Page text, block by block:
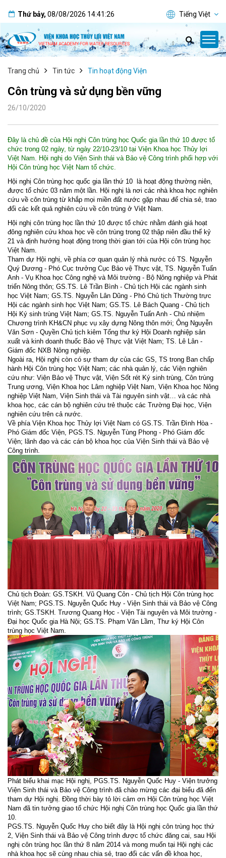
Thứ bảy, 08/08/2026 14:41:30 Tiếng Việt
Trang chủ Tin tức Tin hoạt động Viện
Côn trùng và sử dụng bền vững
26/10/2020
Đây là chủ đề của Hội nghị Côn trùng học Quốc gia lần thứ 10 được tổ
chức trong 02 ngày, từ ngày 22/10-23/10 tại Viện Khoa học Thủy lợi
Việt Nam. Hội nghị do Viện Sinh thái và Bảo vệ Công trình phối hợp với
Hội Côn trùng học Việt Nam tổ chức.
Hội nghị Côn trùng học quốc gia lần thứ 10 là hoạt động thường niên,
được tổ chức 03 năm một lần. Hội nghị là nơi các nhà khoa học nghiên
cứu về côn trùng từ khắp mọi miền đất nước gặp nhau để chia sẻ, trao
đổi các kết quả nghiên cứu về côn trùng ở Việt Nam.
Hội nghị côn trùng học lần thứ 10 được tổ chức nhằm đánh giá hoạt
đông nghiên cứu khoa học về côn trùng trong 02 thập niên đầu thế kỷ
21 và định hướng hoạt động trong thời gian tới của Hội côn trùng học
Việt Nam.
Tham dự Hội nghị, về phía cơ quan quản lý nhà nước có TS. Nguyễn
Quý Dương - Phó Cục trưởng Cục Bảo vệ Thực vật, TS. Nguyễn Tuấn
Anh - Vụ Khoa học Công nghệ và Môi trường - Bộ Nông nghiệp và Phát
triển Nông thôn; GS.TS. Lê Trần Bình - Chủ tịch Hội các ngành sinh
học Việt Nam; GS.TS. Nguyễn Lân Dũng - Phó Chủ tịch Thường trực
Hội các ngành sinh học Việt Nam; GS.TS. Lê Bách Quang - Chủ tịch
Hội Ký sinh trùng Việt Nam; GS.TS. Nguyễn Tuấn Anh - Chủ nhiệm
Chương trình KH&CN phục vụ xây dựng Nông thôn mới; Ông Nguyễn
Văn Sơn - Quyền Chủ tịch kiêm Tổng thư ký Hội Doanh nghiệp sản
xuất và kinh doanh thuốc Bảo vệ Thực vật Việt Nam; TS. Lê Lân -
Giám đốc NXB Nông nghiệp.
Ngoài ra, Hội nghị còn có sự tham dự của các GS, TS trong Ban chấp
hành Hội Côn trùng học Việt Nam; các nhà quản lý, các Viện nghiên
cứu như: Viện Bảo vệ Thực vật, Viện Sốt rét Ký sinh trùng, Côn trùng
Trung ương, Viện Khoa học Lâm nghiệp Việt Nam, Viện Khoa học Nông
nghiệp Việt Nam, Viện Sinh thái và Tài nguyên sinh vật… và các nhà
khoa học, các cán bộ nghiên cứu trẻ thuộc các Trường Đại học, Viện
nghiên cứu trên cả nước.
Về phía Viện Khoa học Thủy lợi Việt Nam có GS.TS. Trần Đình Hòa -
Phó Giám đốc Viện, PGS.TS. Nguyễn Tùng Phong - Phó Giám đốc
Viện; lãnh đạo và các cán bộ khoa học của Viện Sinh thái và Bảo vệ
Công trình.
Chủ tịch Đoàn: GS.TSKH. Vũ Quang Côn - Chủ tịch Hội Côn trùng học
Việt Nam; PGS.TS. Nguyễn Quốc Huy - Viện Sinh thái và Bảo vệ Công
trình; GS.TSKH. Trương Quang Học - Viện Tài nguyên và Môi trường -
Đại học Quốc gia Hà Nội; GS.TS. Phạm Văn Lầm, Thư ký Hội Côn
trùng học Việt Nam.
Phát biểu khai mạc Hội nghị, PGS.TS. Nguyễn Quốc Huy - Viện trưởng
Viện Sinh thái và Bảo vệ Công trình đã chào mừng các đại biểu đã đến
tham dự Hội nghị. Đồng thời bày tỏ lời cảm ơn Hội Côn trùng học Việt
Nam đã tin tưởng giao tổ chức Hội nghị Côn trùng học Quốc gia lần thứ
10.
PGS.TS. Nguyễn Quốc Huy cho biết đây là Hội nghị côn trùng học thứ
2, Viện Sinh thái và Bảo vệ Công trình được tổ chức đăng cai, sau Hội
nghị côn trùng học lần thứ 8 năm 2014 và mong muốn tại Hội nghị các
nhà khoa học sẽ cùng nhau chia sẻ, trao đổi các vấn đề khoa học,